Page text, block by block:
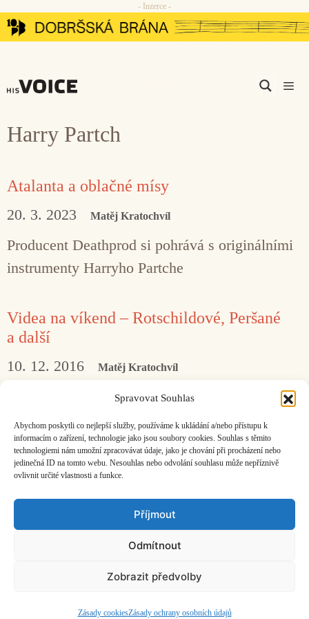
Spravovat Souhlas
Abychom poskytli co nejlepší služby, používáme k ukládání a/nebo přístupu k
informacím o zařízení, technologie jako jsou soubory cookies. Souhlas s těmito
technologiemi nám umožní zpracovávat údaje, jako je chování při procházení nebo
jedinečná ID na tomto webu. Nesouhlas nebo odvolání souhlasu může nepříznivě
ovlivnit určité vlastnosti a funkce.
Příjmout
Odmítnout
Zobrazit předvolby
Zásady cookiesZásady ochrany osobních údajů
Přeskočit
na
- Inzerce -
Harry Partch
Atalanta a oblačné mísy
20. 3. 2023 Matěj Kratochvíl
Producent Deathprod si pohrává s originálními
instrumenty Harryho Partche
Videa na víkend – Rotschildové, Peršané
a další
10. 12. 2016 Matěj Kratochvíl
Videa pro tento víkend pojmeme jako stručný
mix vzdělávání a rozjímání. Začněme ovšem
jedním výročím.
ČASOPIS O JINÉ HUDBĚ | vydává Hudební informační středisko
©2026 HISvoice – design a adminAtelier Dokument